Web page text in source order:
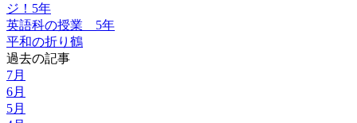
ジ！5年
英語科の授業 5年
平和の折り鶴
過去の記事
7月
6月
5月